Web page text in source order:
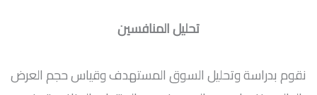
تحليل المنافسين
نقوم بدراسة وتحليل السوق المستهدف وقياس حجم العرض